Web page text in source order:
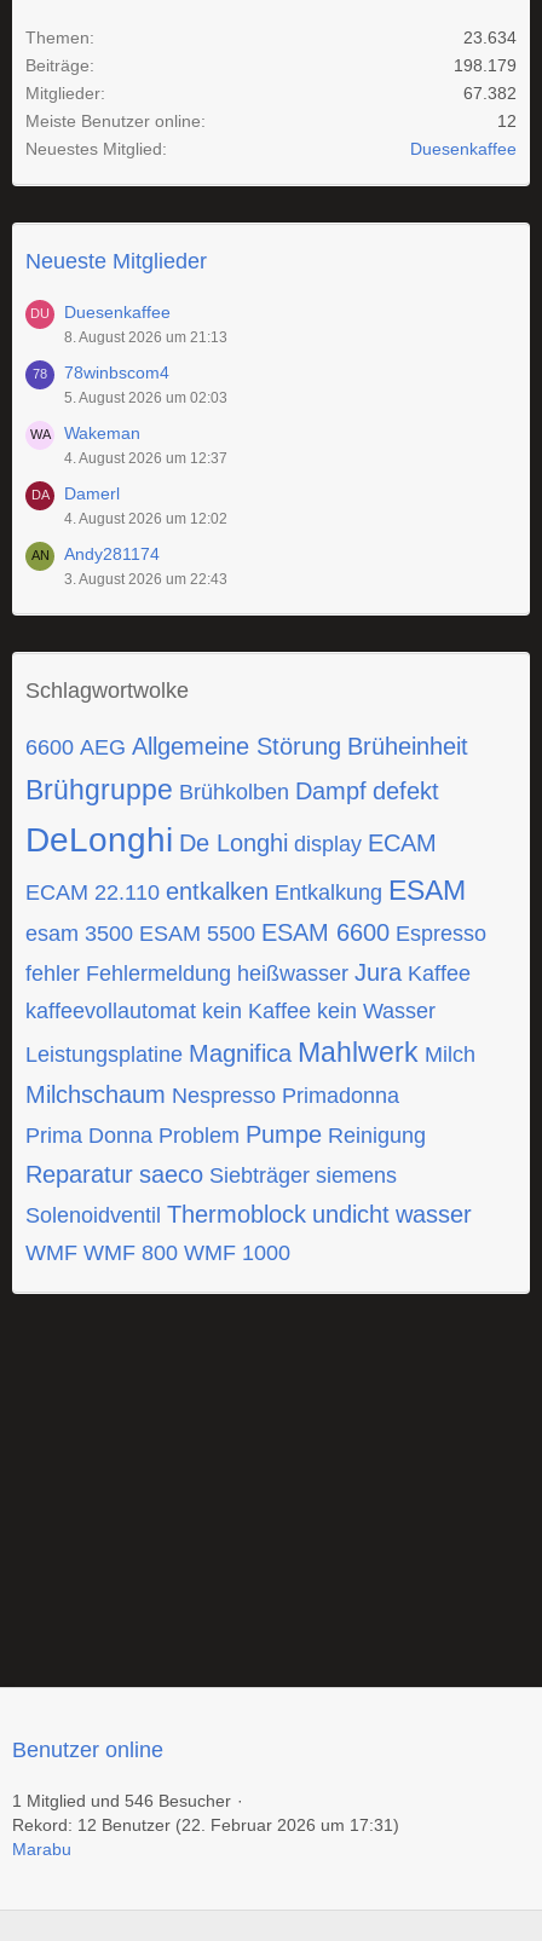
Themen
23.634
Beiträge
198.179
Mitglieder
67.382
Meiste Benutzer online
12
Neuestes Mitglied
Duesenkaffee
Neueste Mitglieder
Duesenkaffee
8. August 2026 um 21:13
78winbscom4
5. August 2026 um 02:03
Wakeman
4. August 2026 um 12:37
Damerl
4. August 2026 um 12:02
Andy281174
3. August 2026 um 22:43
Schlagwortwolke
6600 AEG Allgemeine Störung Brüheinheit
Brühgruppe Brühkolben Dampf defekt
DeLonghi De Longhi display ECAM
ECAM 22.110 entkalken Entkalkung ESAM
esam 3500 ESAM 5500 ESAM 6600 Espresso
fehler Fehlermeldung heißwasser Jura Kaffee
kaffeevollautomat kein Kaffee kein Wasser
Leistungsplatine Magnifica Mahlwerk Milch
Milchschaum Nespresso Primadonna
Prima Donna Problem Pumpe Reinigung
Reparatur saeco Siebträger siemens
Solenoidventil Thermoblock undicht wasser
WMF WMF 800 WMF 1000
Benutzer online
1 Mitglied und 546 Besucher
Rekord: 12 Benutzer (22. Februar 2026 um 17:31)
Marabu